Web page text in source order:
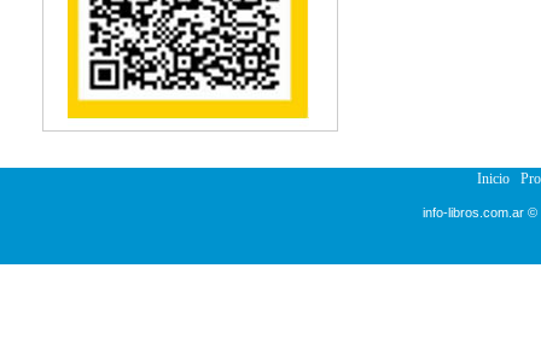
Reumatología
Salud Pública
Semiología
Terapia Ocupacional
Urología
Inicio
info-libros.com.ar